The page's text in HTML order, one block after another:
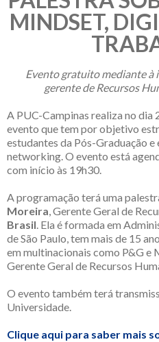
MINDSET,
Evento gratuito mediante à
gerente de Recursos
A PUC-Campinas realiza no dia
evento que tem por objetivo
estudantes da Pós-Graduação
networking. O evento está
com início às 19h30.
A programação terá uma
Moreira, Gerente Geral de
Brasil. Ela é formada em
de São Paulo, tem mais de 15
em multinacionais como P&G e
Gerente Geral de Recursos
O evento também terá
Universidade.
Clique aqui para saber mais